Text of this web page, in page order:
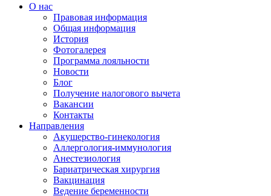
О нас
Правовая информация
Общая информация
История
Фотогалерея
Программа лояльности
Новости
Блог
Получение налогового вычета
Вакансии
Контакты
Направления
Акушерство-гинекология
Аллергология-иммунология
Анестезиология
Бариатрическая хирургия
Вакцинация
Ведение беременности